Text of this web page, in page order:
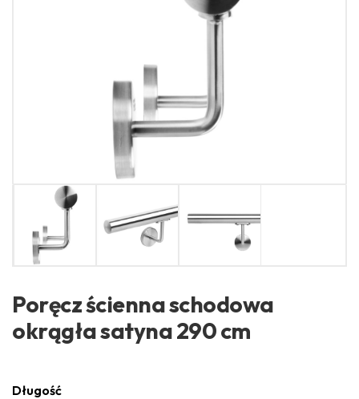
Poręcz ścienna schodowa
okrągła satyna 290 cm
Długość